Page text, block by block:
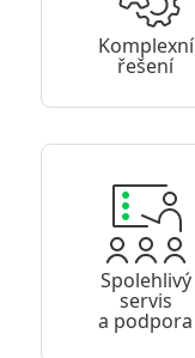
Komplexní
řešení
Spolehlivý
servis
a podpora